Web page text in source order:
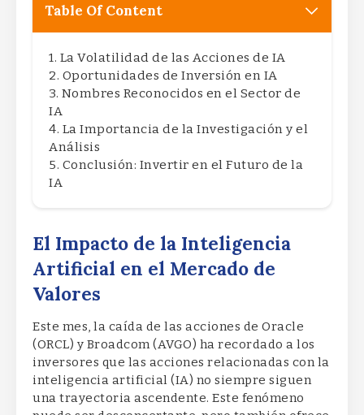
Table Of Content
La Volatilidad de las Acciones de IA
Oportunidades de Inversión en IA
Nombres Reconocidos en el Sector de
IA
La Importancia de la Investigación y el
Análisis
Conclusión: Invertir en el Futuro de la
IA
El Impacto de la Inteligencia
Artificial en el Mercado de
Valores
Este mes, la caída de las acciones de Oracle
(ORCL) y Broadcom (AVGO) ha recordado a los
inversores que las acciones relacionadas con la
inteligencia artificial (IA) no siempre siguen
una trayectoria ascendente. Este fenómeno